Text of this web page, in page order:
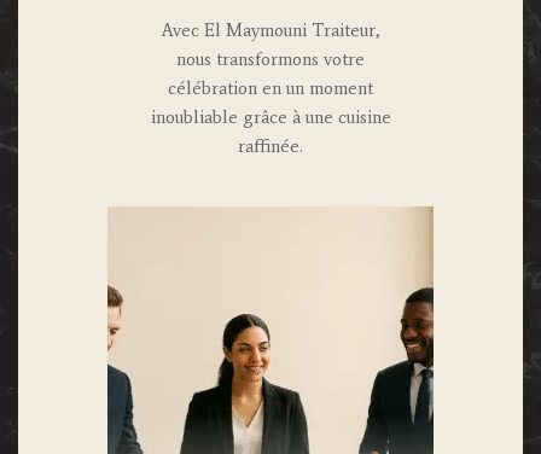
Avec El Maymouni Traiteur,
nous transformons votre
célébration en un moment
inoubliable grâce à une cuisine
raffinée.